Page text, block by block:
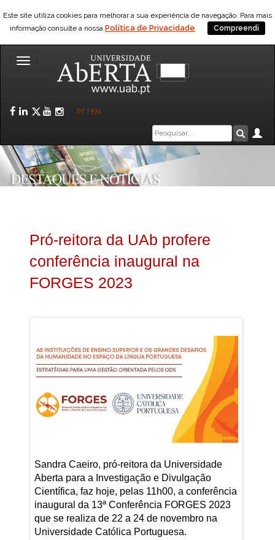
Este site utiliza cookies para melhorar a sua experiência de navegação. Para mais
informação consulte a nossa Política de Privacidade Compreendi
Toggle
Facebook
LinkedIn
Twitter
YouTube
Instagram
PT EN
Caixa
de
pesquisa
Pró-reitora da UAb profere
conferência inaugural na
FORGES 2023
Sandra Caeiro, pró-reitora da Universidade
Aberta para a Investigação e Divulgação
Científica, faz hoje, pelas 11h00, a conferência
inaugural da 13ª Conferência FORGES 2023
que se realiza de 22 a 24 de novembro na
Universidade Católica Portuguesa.